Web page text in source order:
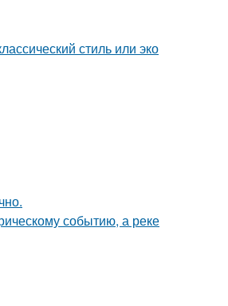
стиль или эко
событию, а реке